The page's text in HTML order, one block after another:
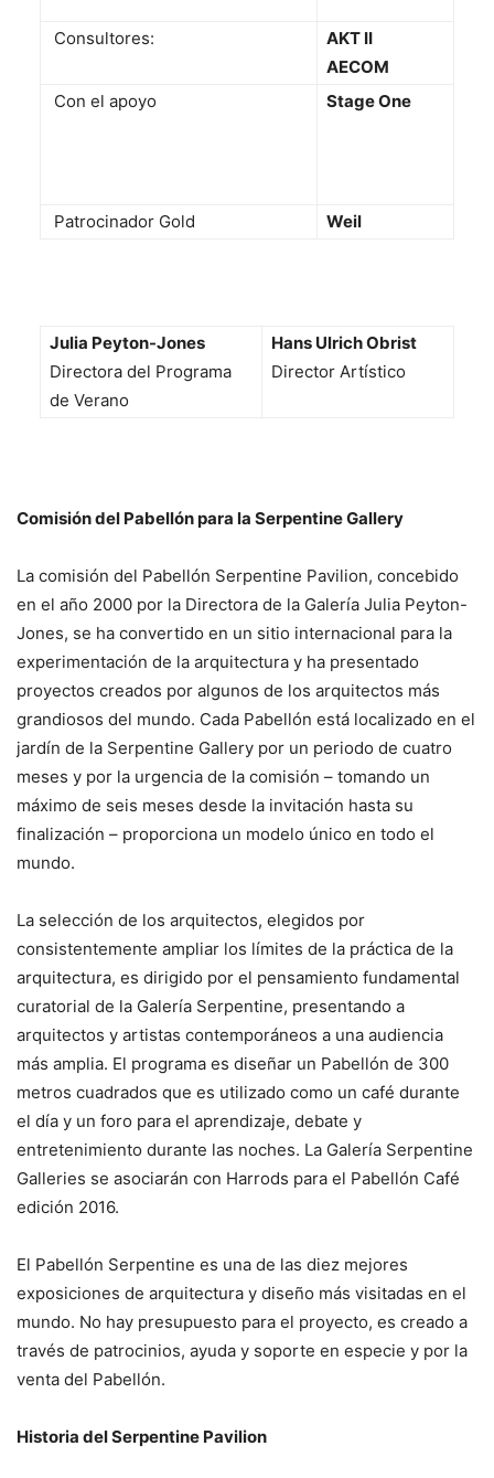
Consultores:
AKT II
AECOM
Con el apoyo
Stage One
Patrocinador Gold Weil
Julia Peyton-Jones
Directora del Programa
de Verano
Hans Ulrich Obrist
Director Artístico
Comisión del Pabellón para la Serpentine Gallery
La comisión del Pabellón Serpentine Pavilion, concebido
en el año 2000 por la Directora de la Galería Julia Peyton-
Jones, se ha convertido en un sitio internacional para la
experimentación de la arquitectura y ha presentado
proyectos creados por algunos de los arquitectos más
grandiosos del mundo. Cada Pabellón está localizado en el
jardín de la Serpentine Gallery por un periodo de cuatro
meses y por la urgencia de la comisión – tomando un
máximo de seis meses desde la invitación hasta su
finalización – proporciona un modelo único en todo el
mundo.
La selección de los arquitectos, elegidos por
consistentemente ampliar los límites de la práctica de la
arquitectura, es dirigido por el pensamiento fundamental
curatorial de la Galería Serpentine, presentando a
arquitectos y artistas contemporáneos a una audiencia
más amplia. El programa es diseñar un Pabellón de 300
metros cuadrados que es utilizado como un café durante
el día y un foro para el aprendizaje, debate y
entretenimiento durante las noches. La Galería Serpentine
Galleries se asociarán con Harrods para el Pabellón Café
edición 2016.
El Pabellón Serpentine es una de las diez mejores
exposiciones de arquitectura y diseño más visitadas en el
mundo. No hay presupuesto para el proyecto, es creado a
través de patrocinios, ayuda y soporte en especie y por la
venta del Pabellón.
Historia del Serpentine Pavilion